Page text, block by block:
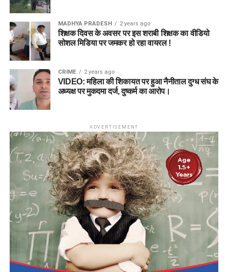
MADHYA PRADESH 2 years ago
शिक्षक दिवस के अवसर पर इस शराबी शिक्षक का वीडियो
सोशल मिडिया पर जमकर हो रहा वायरल !
CRIME 2 years ago
VIDEO: महिला की शिकायत पर हुआ नैनीताल दुग्ध संघ के
अध्यक्ष पर मुकदमा दर्ज, दुष्कर्म का आरोप।
ADVERTISEMENT